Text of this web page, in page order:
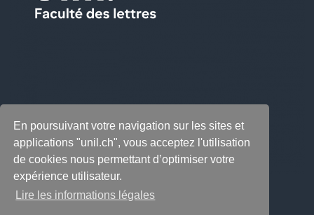
En poursuivant votre navigation sur les sites et
applications "unil.ch", vous acceptez l'utilisation
de cookies nous permettant d’optimiser votre
expérience utilisateur.
Lire les informations légales